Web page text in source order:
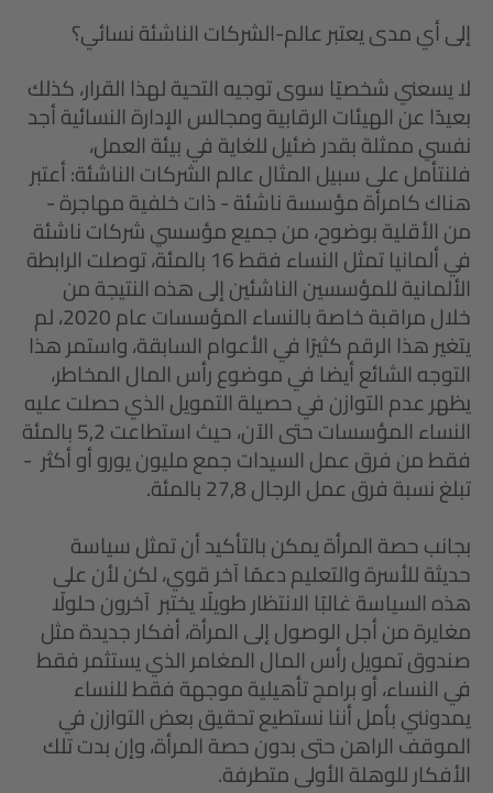
إلى أي مدى يعتبر عالم-الشركات الناشئة نسائي؟
لا يسعني شخصيًا سوى توجيه التحية لهذا القرار، كذلك
بعيدًا عن الهيئات الرقابية ومجالس الإدارة النسائية أجد
نفسي ممثلة بقدر ضئيل للغاية في بيئة العمل،
فلنتأمل على سبيل المثال عالم الشركات الناشئة: أعتبر
هناك كامرأة مؤسسة ناشئة - ذات خلفية مهاجرة -
من الأقلية بوضوح، من جميع مؤسسي شركات ناشئة
في ألمانيا تمثل النساء فقط 16 بالمئة، توصلت الرابطة
الألمانية للمؤسسين الناشئين إلى هذه النتيجة من
خلال مراقبة خاصة بالنساء المؤسسات عام 2020، لم
يتغير هذا الرقم كثيرًا في الأعوام السابقة، واستمر هذا
التوجه الشائع أيضا في موضوع رأس المال المخاطر،
يظهر عدم التوازن في حصيلة التمويل الذي حصلت عليه
النساء المؤسسات حتى الآن، حيث استطاعت 5,2 بالمئة
فقط من فرق عمل السيدات جمع مليون يورو أو أكثر -
تبلغ نسبة فرق عمل الرجال 27,8 بالمئة.
بجانب حصة المرأة يمكن بالتأكيد أن تمثل سياسة
حديثة للأسرة والتعليم دعمًا آخر قوي، لكن لأن على
هذه السياسة غالبًا الانتظار طويلًا يختبر آخرون حلولًا
مغايرة من أجل الوصول إلى المرأة، أفكار جديدة مثل
صندوق تمويل رأس المال المغامر الذي يستثمر فقط
في النساء، أو برامج تأهيلية موجهة فقط للنساء
يمدونني بأمل أننا نستطيع تحقيق بعض التوازن في
الموقف الراهن حتى بدون حصة المرأة، وإن بدت تلك
الأفكار للوهلة الأولى متطرفة.